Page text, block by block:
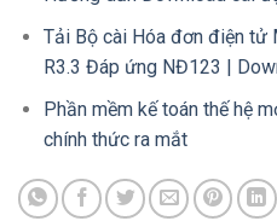
Tải Bộ cài Hóa đơn điện
R3.3 Đáp ứng NĐ123 |
Phần mềm kế toán thế
chính thức ra mắt